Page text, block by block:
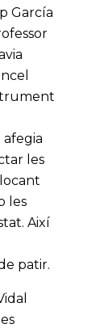
García
afegia
les
les
Així
patir.